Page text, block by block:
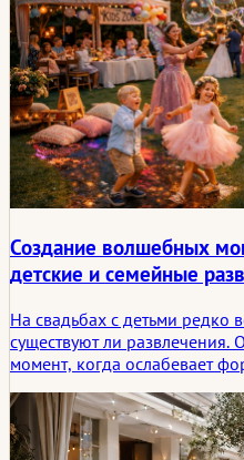
Создание волшебных
детские и семейные
На свадьбах с детьми редко
существуют ли развлечения.
момент, когда ослабевает
программа, а как негласная
помогает дню оставаться
запоминающимся для гостей